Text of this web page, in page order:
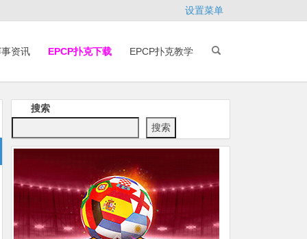
设置菜单
资讯 EPCP扑克下载 EPCP扑克教学
搜索
搜索